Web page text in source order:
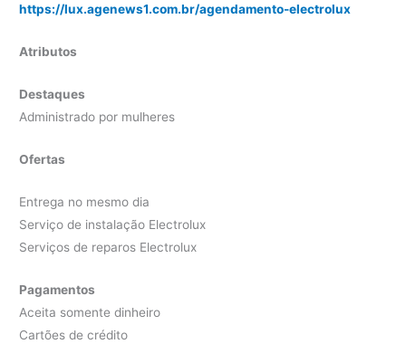
https://lux.agenews1.com.br/agendamento-electrolux
Atributos
Destaques
Administrado por mulheres
Ofertas
Entrega no mesmo dia
Serviço de instalação Electrolux
Serviços de reparos Electrolux
Pagamentos
Aceita somente dinheiro
Cartões de crédito